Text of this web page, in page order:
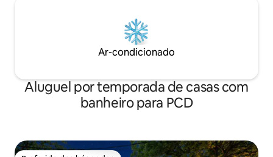
Ar-condicionado
Aluguel por temporada de casas com
banheiro para PCD